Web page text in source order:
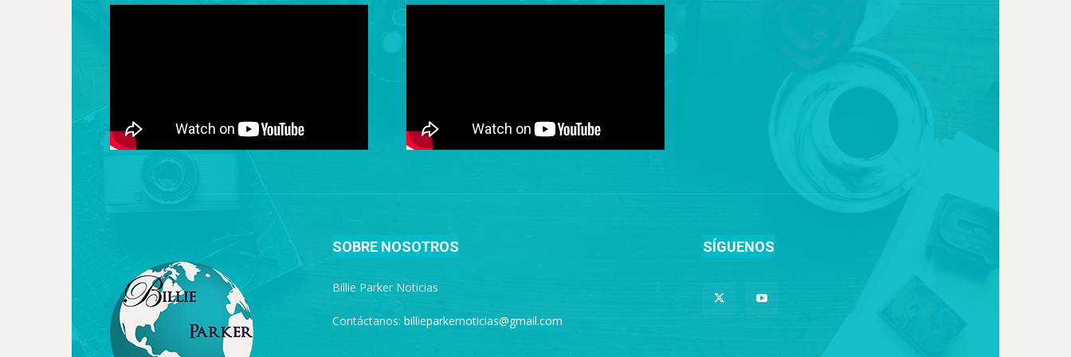
SOBRE NOSOTROS
Billie Parker Noticias
Contáctanos: billieparkernoticias@gmail.com
SÍGUENOS